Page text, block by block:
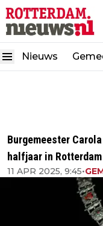
Nieuws
Burgemeester
halfjaar in Rotterdam
11 APR 2025, 9:45•